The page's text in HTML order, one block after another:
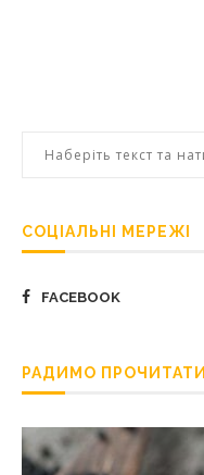
СОЦІАЛЬНІ МЕРЕЖІ
FACEBOOK
РАДИМО ПРОЧИТАТИ